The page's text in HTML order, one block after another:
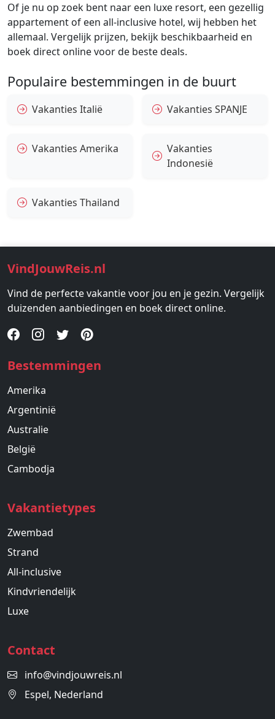
Of je nu op zoek bent naar een luxe resort, een gezellig
appartement of een all-inclusive hotel, wij hebben het
allemaal. Vergelijk prijzen, bekijk beschikbaarheid en
boek direct online voor de beste deals.
Populaire bestemmingen in de buurt
Vakanties Italië Vakanties SPANJE
Vakanties Amerika
Vakanties
Indonesië
Vakanties Thailand
VindJouwReis.nl
Vind de perfecte vakantie voor jou en je gezin. Vergelijk
duizenden aanbiedingen en boek direct online.
Bestemmingen
Amerika
Argentinië
Australie
België
Cambodja
Vakantietypes
Zwembad
Strand
All-inclusive
Kindvriendelijk
Luxe
Contact
info@vindjouwreis.nl
Espel, Nederland